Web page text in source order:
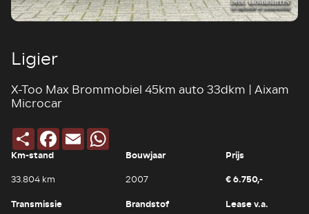
Ligier
X-Too Max Brommobiel 45km auto 33dkm | Aixam
Microcar
Deel Facebook
Email
Km-stand
33.804 km
Bouwjaar
2007
Prijs
€ 6.750,-
Transmissie
Brandstof Lease v.a.